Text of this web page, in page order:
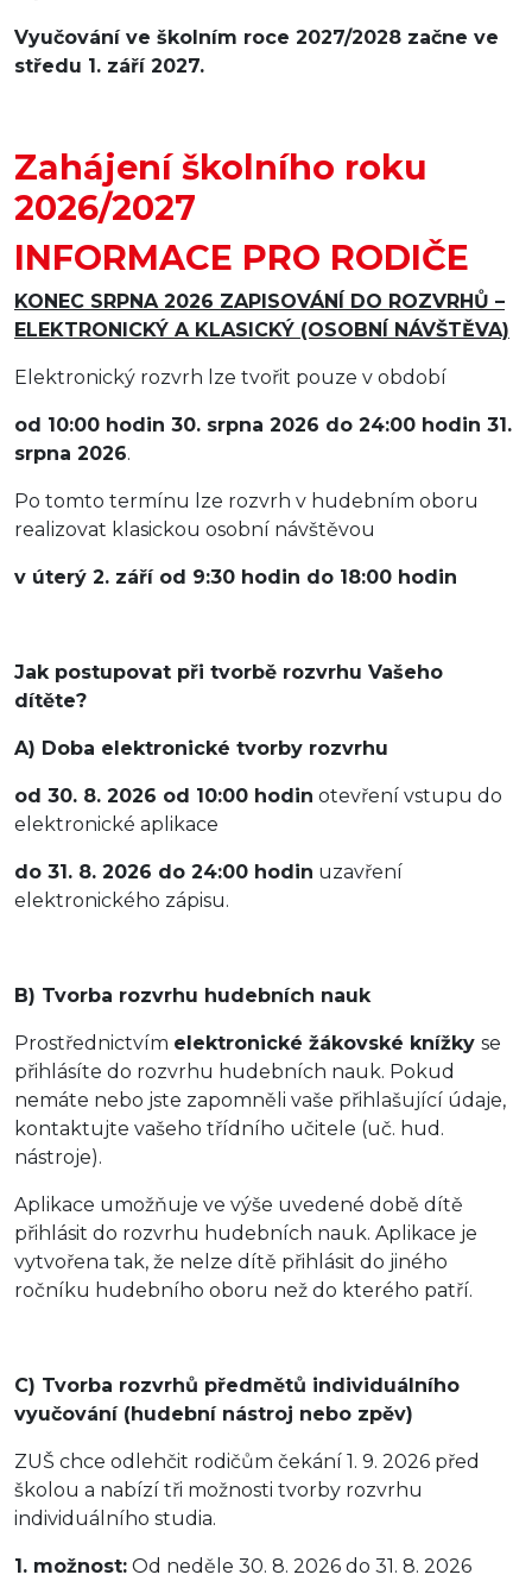
Vyučování ve školním roce 2027/2028 začne ve
středu 1. září 2027.
Zahájení školního roku
2026/2027
INFORMACE PRO RODIČE
KONEC SRPNA 2026 ZAPISOVÁNÍ DO ROZVRHŮ –
ELEKTRONICKÝ A KLASICKÝ (OSOBNÍ NÁVŠTĚVA)
Elektronický rozvrh lze tvořit pouze v období
od 10:00 hodin 30. srpna 2026 do 24:00 hodin 31.
srpna 2026.
Po tomto termínu lze rozvrh v hudebním oboru
realizovat klasickou osobní návštěvou
v úterý 2. září od 9:30 hodin do 18:00 hodin
Jak postupovat při tvorbě rozvrhu Vašeho
dítěte?
A) Doba elektronické tvorby rozvrhu
od 30. 8. 2026 od 10:00 hodin otevření vstupu do
elektronické aplikace
do 31. 8. 2026 do 24:00 hodin uzavření
elektronického zápisu.
B) Tvorba rozvrhu hudebních nauk
Prostřednictvím elektronické žákovské knížky se
přihlásíte do rozvrhu hudebních nauk. Pokud
nemáte nebo jste zapomněli vaše přihlašující údaje,
kontaktujte vašeho třídního učitele (uč. hud.
nástroje).
Aplikace umožňuje ve výše uvedené době dítě
přihlásit do rozvrhu hudebních nauk. Aplikace je
vytvořena tak, že nelze dítě přihlásit do jiného
ročníku hudebního oboru než do kterého patří.
C) Tvorba rozvrhů předmětů individuálního
vyučování (hudební nástroj nebo zpěv)
ZUŠ chce odlehčit rodičům čekání 1. 9. 2026 před
školou a nabízí tři možnosti tvorby rozvrhu
individuálního studia.
1. možnost: Od neděle 30. 8. 2026 do 31. 8. 2026